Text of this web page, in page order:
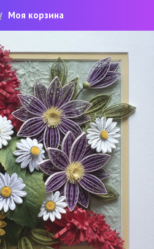
Моя корзина